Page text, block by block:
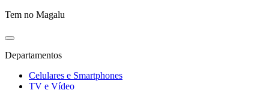
Tem no Magalu
Departamentos
Celulares e Smartphones
TV e Vídeo